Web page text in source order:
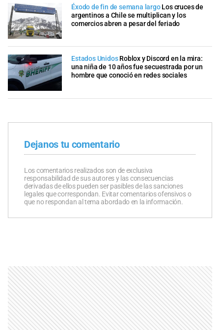
Éxodo de fin de semana largo Los cruces de
argentinos a Chile se multiplican y los
comercios abren a pesar del feriado
Estados Unidos Roblox y Discord en la mira:
una niña de 10 años fue secuestrada por un
hombre que conoció en redes sociales
Dejanos tu comentario
Los comentarios realizados son de exclusiva
responsabilidad de sus autores y las consecuencias
derivadas de ellos pueden ser pasibles de las sanciones
legales que correspondan. Evitar comentarios ofensivos o
que no respondan al tema abordado en la información.